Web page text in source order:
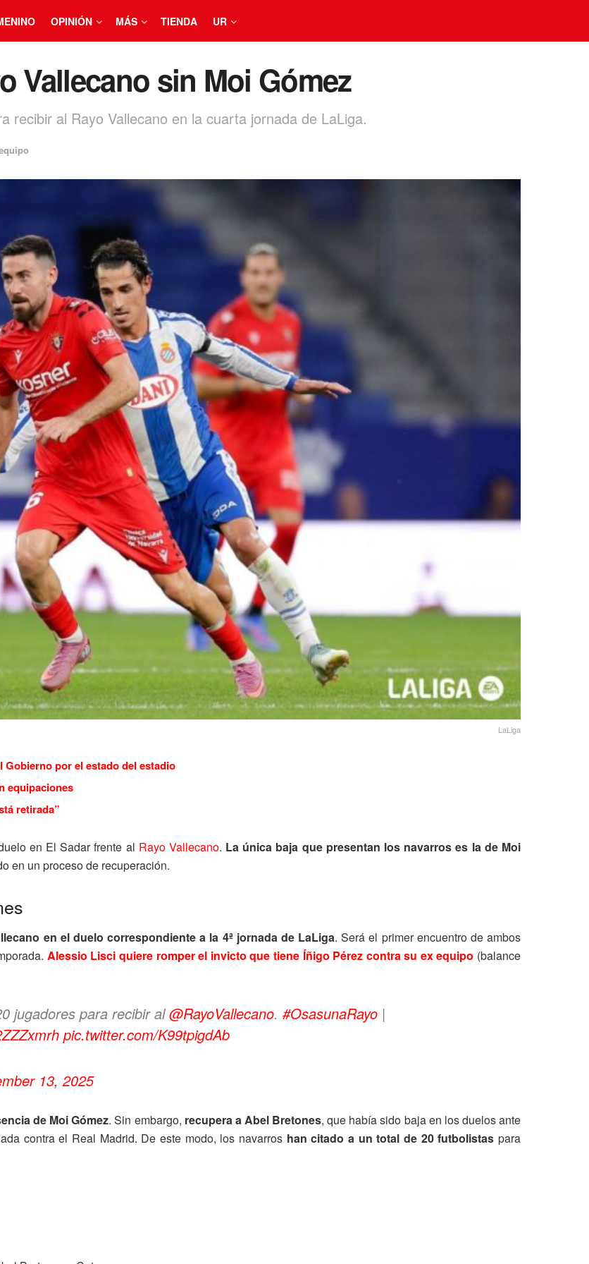
OPINIÓN MÁS TIENDA UR
Vallecano sin Moi Gómez
recibir al Rayo Vallecano en la cuarta jornada de LaLiga.
LaLiga
Gobierno por el estado del estadio
equipaciones
retirada”
en El Sadar frente al Rayo Vallecano. La única baja que presentan los navarros es la de Moi
en un proceso de recuperación.
en el duelo correspondiente a la 4ª jornada de LaLiga. Será el primer encuentro de ambos
Alessio Lisci quiere romper el invicto que tiene Íñigo Pérez contra su ex equipo (balance
jugadores para recibir al@RayoVallecano. #OsasunaRayo |
pic.twitter.com/K99tpigdAb
13, 2025
de Moi Gómez. Sin embargo, recupera a Abel Bretones, que había sido baja en los duelos ante
contra el Real Madrid. De este modo, los navarros han citado a un total de 20 futbolistas para